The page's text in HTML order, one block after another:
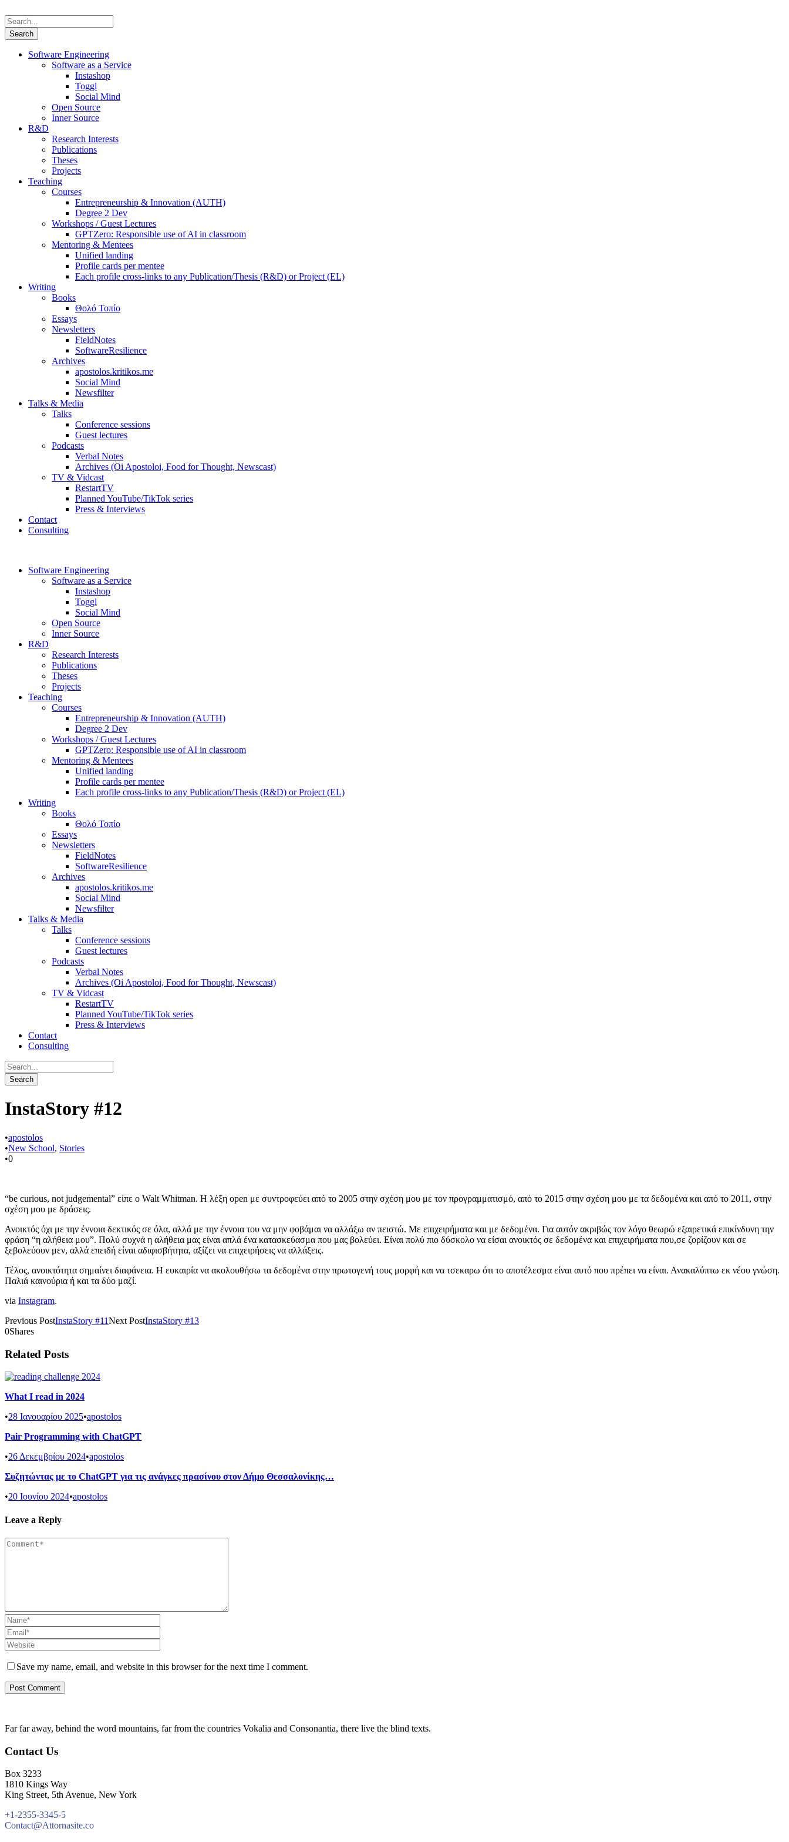
Software Engineering
Software as a Service
Instashop
Toggl
Social Mind
Open Source
Inner Source
R&D
Research Interests
Publications
Theses
Projects
Teaching
Courses
Entrepreneurship & Innovation (AUTH)
Degree 2 Dev
Workshops / Guest Lectures
GPTZero: Responsible use of AI in classroom
Mentoring & Mentees
Unified landing
Profile cards per mentee
Each profile cross-links to any Publication/Thesis (R&D) or Project (EL)
Writing
Books
Θολό Τοπίο
Essays
Newsletters
FieldNotes
SoftwareResilience
Archives
apostolos.kritikos.me
Social Mind
Newsfilter
Talks & Media
Talks
Conference sessions
Guest lectures
Podcasts
Verbal Notes
Archives (Oi Apostoloi, Food for Thought, Newscast)
TV & Vidcast
RestartTV
Planned YouTube/TikTok series
Press & Interviews
Contact
Consulting
Software Engineering
Software as a Service
Instashop
Toggl
Social Mind
Open Source
Inner Source
R&D
Research Interests
Publications
Theses
Projects
Teaching
Courses
Entrepreneurship & Innovation (AUTH)
Degree 2 Dev
Workshops / Guest Lectures
GPTZero: Responsible use of AI in classroom
Mentoring & Mentees
Unified landing
Profile cards per mentee
Each profile cross-links to any Publication/Thesis (R&D) or Project (EL)
Writing
Books
Θολό Τοπίο
Essays
Newsletters
FieldNotes
SoftwareResilience
Archives
apostolos.kritikos.me
Social Mind
Newsfilter
Talks & Media
Talks
Conference sessions
Guest lectures
Podcasts
Verbal Notes
Archives (Oi Apostoloi, Food for Thought, Newscast)
TV & Vidcast
RestartTV
Planned YouTube/TikTok series
Press & Interviews
Contact
Consulting
InstaStory #12
•apostolos
•New School, Stories
•0
“be curious, not judgemental” είπε ο Walt Whitman. Η λέξη open με συντροφεύει από το 2005 στην σχέση μου με τον προγραμματισμό, από το 2015 στην σχέση μου με τα δεδομένα και από το 2011, στην
σχέση μου με δράσεις.
Ανοικτός όχι με την έννοια δεκτικός σε όλα, αλλά με την έννοια του να μην φοβάμαι να αλλάξω αν πειστώ. Με επιχειρήματα και με δεδομένα. Για αυτόν ακριβώς τον λόγο θεωρώ εξαιρετικά επικίνδυνη την
φράση “η αλήθεια μου”. Πολύ συχνά η αλήθεια μας είναι απλά ένα κατασκεύασμα που μας βολεύει. Είναι πολύ πιο δύσκολο να είσαι ανοικτός σε δεδομένα και επιχειρήματα που,σε ζορίζουν και σε
ξεβολεύουν μεν, αλλά επειδή είναι αδιφισβήτητα, αξίζει να επιχειρήσεις να αλλάξεις.
Τέλος, ανοικτότητα σημαίνει διαφάνεια. Η ευκαιρία να ακολουθήσω τα δεδομένα στην πρωτογενή τους μορφή και να τσεκαρω ότι το αποτέλεσμα είναι αυτό που πρέπει να είναι. Ανακαλύπτω εκ νέου γνώση.
Παλιά καινούρια ή και τα δύο μαζί.
via Instagram.
Previous PostInstaStory #11Next PostInstaStory #13
0Shares
Related Posts
What I read in 2024
•28 Ιανουαρίου 2025•apostolos
Pair Programming with ChatGPT
•26 Δεκεμβρίου 2024•apostolos
Συζητώντας με το ChatGPT για τις ανάγκες πρασίνου στον Δήμο Θεσσαλονίκης…
•20 Ιουνίου 2024•apostolos
Leave a Reply
Save my name, email, and website in this browser for the next time I comment.
Far far away, behind the word mountains, far from the countries Vokalia and Consonantia, there live the blind texts.
Contact Us
Box 3233
1810 Kings Way
King Street, 5th Avenue, New York
+1-2355-3345-5
Contact@Attornasite.co